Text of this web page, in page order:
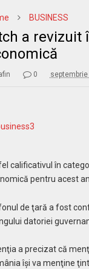
BUSINESS
a revizuit
0
calificativul în
pentru acest
de ţară a fost
datoriei
a precizat că
îşi va menţine